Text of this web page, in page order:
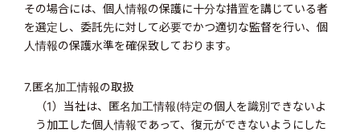
その場合には、個人情報の保護に十分な措置を講じている者
を選定し、委託先に対して必要でかつ適切な監督を行い、個
人情報の保護水準を確保致しております。
7.匿名加工情報の取扱
（1）当社は、匿名加工情報(特定の個人を識別できないよ
う加工した個人情報であって、復元ができないようにした